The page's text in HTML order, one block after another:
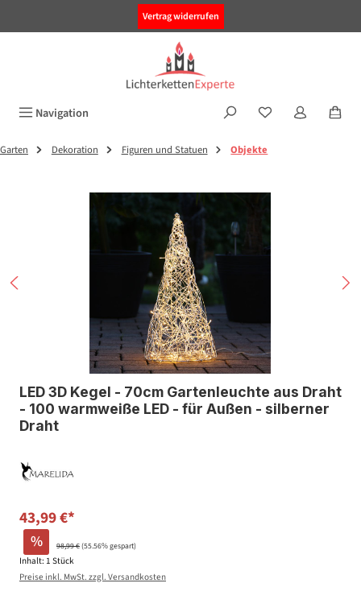
Vertrag widerrufen
Navigation
Garten Dekoration Figuren und Statuen Objekte
Bildergalerie überspringen
LED 3D Kegel - 70cm Gartenleuchte aus Draht
- 100 warmweiße LED - für Außen - silberner
Draht
43,99 €*
% 98,99 €(55.56% gespart)
Inhalt: 1 Stück
Preise inkl. MwSt. zzgl. Versandkosten